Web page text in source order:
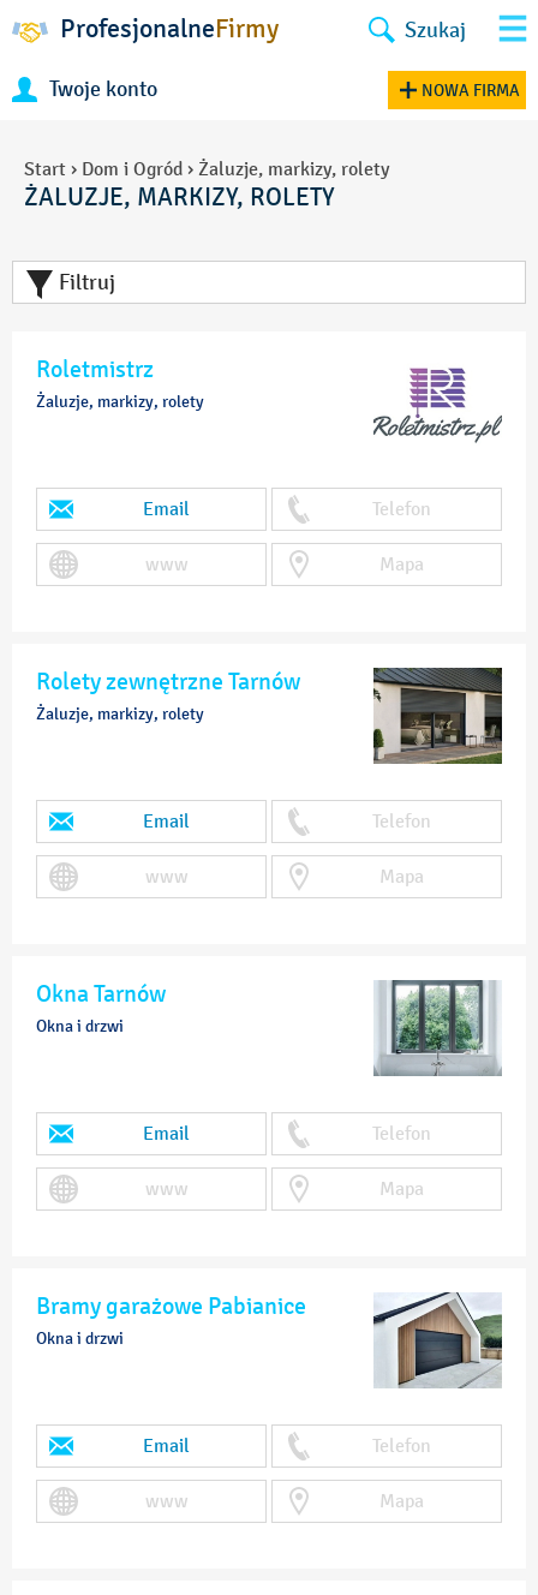
ProfesjonalneFirmy Szukaj
Twoje konto NOWA FIRMA
Start › Dom i Ogród › Żaluzje, markizy, rolety
ŻALUZJE, MARKIZY, ROLETY
Filtruj
Roletmistrz
Żaluzje, markizy, rolety
Email Telefon
www Mapa
Rolety zewnętrzne Tarnów
Żaluzje, markizy, rolety
Email Telefon
www Mapa
Okna Tarnów
Okna i drzwi
Email Telefon
www Mapa
Bramy garażowe Pabianice
Okna i drzwi
Email Telefon
www Mapa